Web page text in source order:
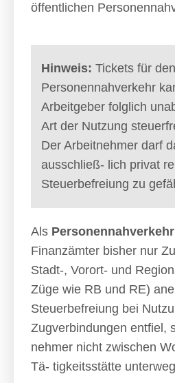
öffentlichen
Hinweis: Tickets für den
Personennahverkehr
Arbeitgeber folglich
Art der Nutzung
Der Arbeitnehmer darf
ausschließ- lich privat
Steuerbefreiung zu
Als Personennahverkehr
Finanzämter bisher nur
Stadt-, Vorort- und
Züge wie RB und RE)
Steuerbefreiung bei
Zugverbindungen entfiel,
nehmer nicht zwischen
Tä- tigkeitsstätte